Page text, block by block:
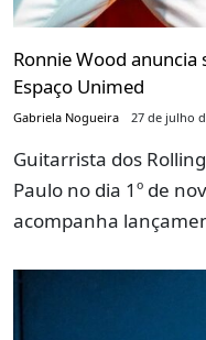
Ronnie Wood
Espaço Unimed
Gabriela Nogueira 27 de julho
Guitarrista dos
Paulo no dia 1º de
acompanha